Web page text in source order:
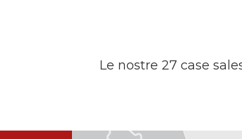
Le nostre 27 case